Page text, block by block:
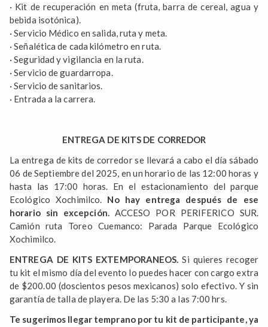
· Kit de recuperación en meta (fruta, barra de cereal, agua y
bebida isotónica).
· Servicio Médico en salida, ruta y meta.
· Señalética de cada kilómetro en ruta.
· Seguridad y vigilancia en la ruta.
· Servicio de guardarropa.
· Servicio de sanitarios.
· Entrada a la carrera.
ENTREGA DE KITS DE CORREDOR
La entrega de kits de corredor se llevará a cabo el día sábado
06 de Septiembre del 2025, en un horario de las 12:00 horas y
hasta las 17:00 horas. En el estacionamiento del parque
Ecológico Xochimilco. No hay entrega después de ese
horario sin excepción. ACCESO POR PERIFERICO SUR.
Camión ruta Toreo Cuemanco: Parada Parque Ecológico
Xochimilco.
ENTREGA DE KITS EXTEMPORANEOS. Si quieres recoger
tu kit el mismo día del evento lo puedes hacer con cargo extra
de $200.00 (doscientos pesos mexicanos) solo efectivo. Y sin
garantía de talla de playera. De las 5:30 a las 7:00 hrs.
Te sugerimos llegar temprano por tu kit de participante, ya